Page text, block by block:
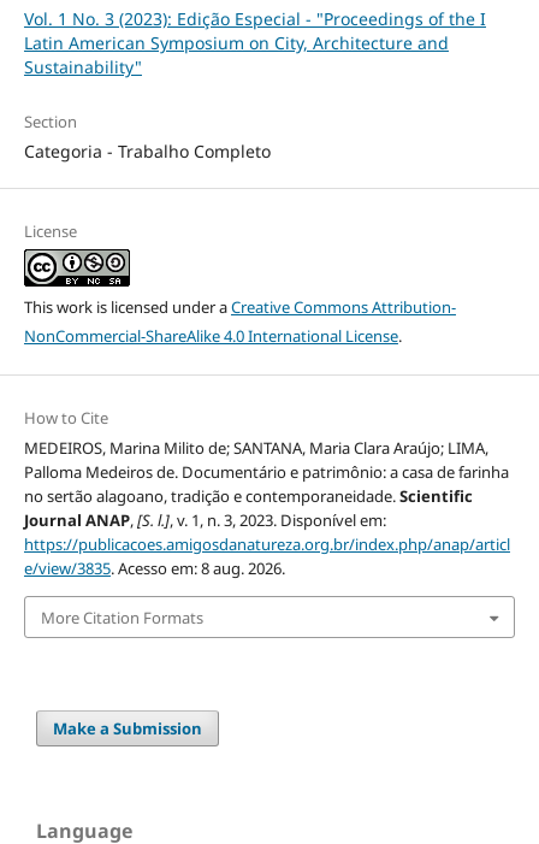
Vol. 1 No. 3 (2023): Edição Especial - "Proceedings of the I
Latin American Symposium on City, Architecture and
Sustainability"
Section
Categoria - Trabalho Completo
License
This work is licensed under aCreative Commons Attribution-
NonCommercial-ShareAlike 4.0 International License.
How to Cite
MEDEIROS, Marina Milito de; SANTANA, Maria Clara Araújo; LIMA,
Palloma Medeiros de. Documentário e patrimônio: a casa de farinha
no sertão alagoano, tradição e contemporaneidade.Scientific
Journal ANAP,[S. l.], v. 1, n. 3, 2023. Disponível em:
https://publicacoes.amigosdanatureza.org.br/index.php/anap/articl
e/view/3835. Acesso em: 8 aug. 2026.
More Citation Formats
Make a Submission
Language